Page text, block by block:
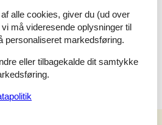
ca. 1,5 kmfra huset, og populære
,Ringkøbing Fjordog
inden for kort afstand. Her venter
og aktiviteter for hele familien ved
alle cookies, giver du (ud over
må videresende oplysninger til
personaliseret markedsføring.
eller tilbagekalde dit samtykke